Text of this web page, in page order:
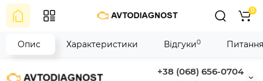
+38 (068) 656-0704
0
Опис Характеристики Відгуки0